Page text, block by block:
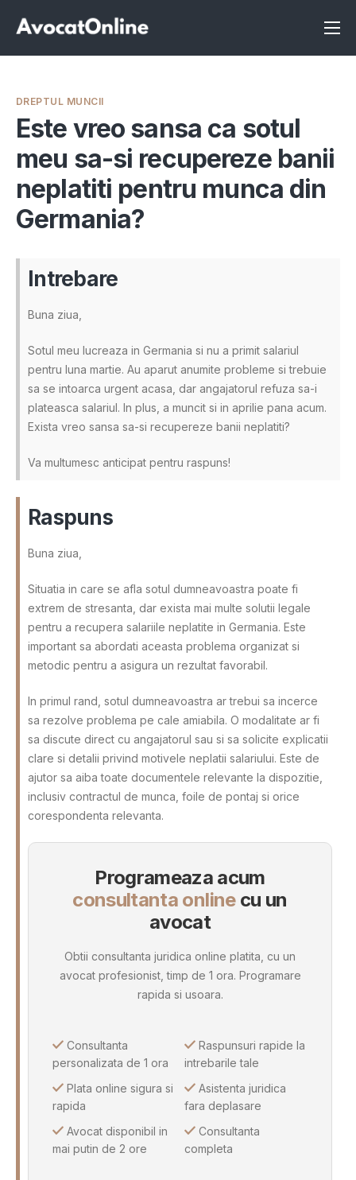
Înscrie-te ca avocat
Servicii
Despre noi
Programeaza consultanta
Intrebari
DREPTUL MUNCII
Este vreo sansa ca sotul
meu sa-si recupereze banii
neplatiti pentru munca din
Germania?
Intrebare
Buna ziua,
Sotul meu lucreaza in Germania si nu a primit salariul
pentru luna martie. Au aparut anumite probleme si trebuie
sa se intoarca urgent acasa, dar angajatorul refuza sa-i
plateasca salariul. In plus, a muncit si in aprilie pana acum.
Exista vreo sansa sa-si recupereze banii neplatiti?
Va multumesc anticipat pentru raspuns!
Raspuns
Buna ziua,
Situatia in care se afla sotul dumneavoastra poate fi
extrem de stresanta, dar exista mai multe solutii legale
pentru a recupera salariile neplatite in Germania. Este
important sa abordati aceasta problema organizat si
metodic pentru a asigura un rezultat favorabil.
In primul rand, sotul dumneavoastra ar trebui sa incerce
sa rezolve problema pe cale amiabila. O modalitate ar fi
sa discute direct cu angajatorul sau si sa solicite explicatii
clare si detalii privind motivele neplatii salariului. Este de
ajutor sa aiba toate documentele relevante la dispozitie,
inclusiv contractul de munca, foile de pontaj si orice
corespondenta relevanta.
Programeaza acum
consultanta onlinecu un
avocat
Obtii consultanta juridica online platita, cu un
avocat profesionist, timp de 1 ora. Programare
rapida si usoara.
Consultanta
personalizata de 1 ora
Plata online sigura si
rapida
Avocat disponibil in
mai putin de 2 ore
Raspunsuri rapide la
intrebarile tale
Asistenta juridica
fara deplasare
Consultanta
completa